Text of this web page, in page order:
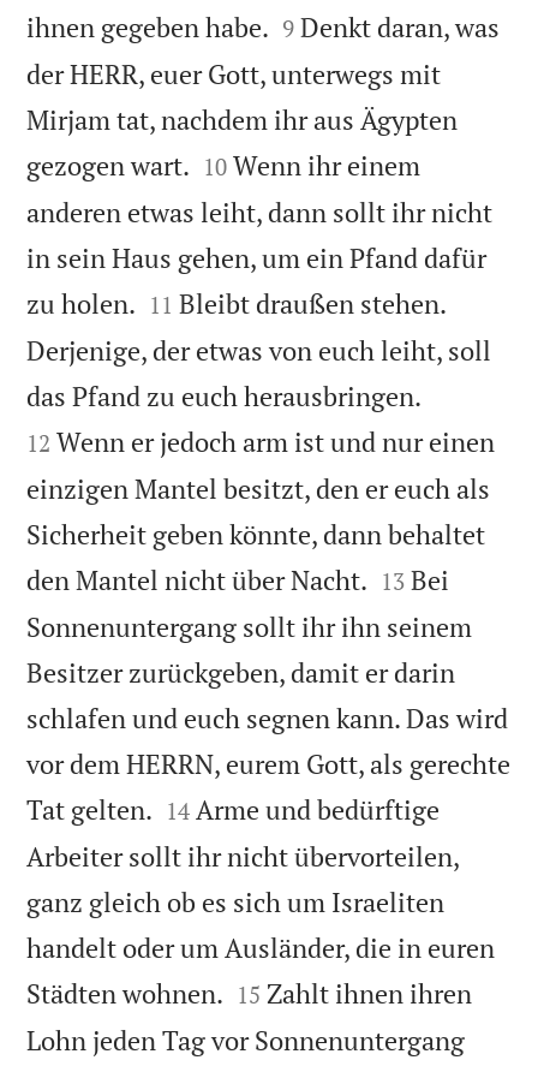
ihnen gegeben habe. 

9 Denkt daran, was
der HERR, euer Gott, unterwegs mit
Mirjam tat, nachdem ihr aus Ägypten
gezogen wart. 

10 Wenn ihr einem
anderen etwas leiht, dann sollt ihr nicht
in sein Haus gehen, um ein Pfand dafür
zu holen. 

11 Bleibt draußen stehen.
Derjenige, der etwas von euch leiht, soll
das Pfand zu euch herausbringen.
12 Wenn er jedoch arm ist und nur einen
einzigen Mantel besitzt, den er euch als
Sicherheit geben könnte, dann behaltet
den Mantel nicht über Nacht. 

13 Bei
Sonnenuntergang sollt ihr ihn seinem
Besitzer zurückgeben, damit er darin
schlafen und euch segnen kann. Das wird
vor dem HERRN, eurem Gott, als gerechte
Tat gelten. 

14 Arme und bedürftige
Arbeiter sollt ihr nicht übervorteilen,
ganz gleich ob es sich um Israeliten
handelt oder um Ausländer, die in euren
Städten wohnen. 

15 Zahlt ihnen ihren
Lohn jeden Tag vor Sonnenuntergang